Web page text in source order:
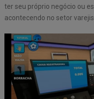
ter seu próprio negócio ou
acontecendo no setor